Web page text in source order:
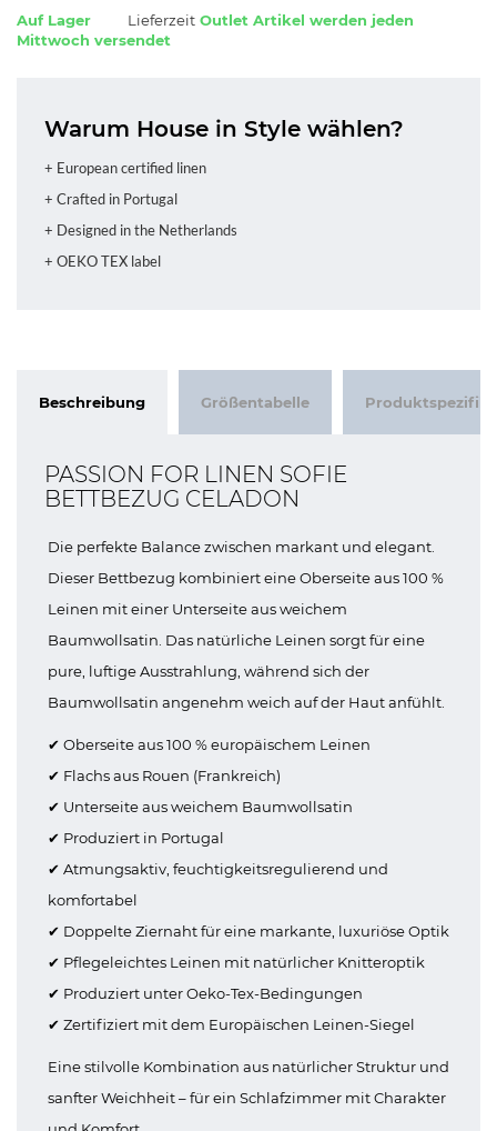
Auf Lager Lieferzeit Outlet Artikel werden jeden
Mittwoch versendet
Warum House in Style wählen?
+ European certified linen
+ Crafted in Portugal
+ Designed in the Netherlands
+ OEKO TEX label
Beschreibung Größentabelle
PASSION FOR LINEN SOFIE
BETTBEZUG CELADON
Die perfekte Balance zwischen markant und elegant.
Dieser Bettbezug kombiniert eine Oberseite aus 100 %
Leinen mit einer Unterseite aus weichem
Baumwollsatin. Das natürliche Leinen sorgt für eine
pure, luftige Ausstrahlung, während sich der
Baumwollsatin angenehm weich auf der Haut anfühlt.
✔ Oberseite aus 100 % europäischem Leinen
✔ Flachs aus Rouen (Frankreich)
✔ Unterseite aus weichem Baumwollsatin
✔ Produziert in Portugal
✔ Atmungsaktiv, feuchtigkeitsregulierend und
komfortabel
✔ Doppelte Ziernaht für eine markante, luxuriöse Optik
✔ Pflegeleichtes Leinen mit natürlicher Knitteroptik
✔ Produziert unter Oeko-Tex-Bedingungen
✔ Zertifiziert mit dem Europäischen Leinen-Siegel
Eine stilvolle Kombination aus natürlicher Struktur und
sanfter Weichheit – für ein Schlafzimmer mit Charakter